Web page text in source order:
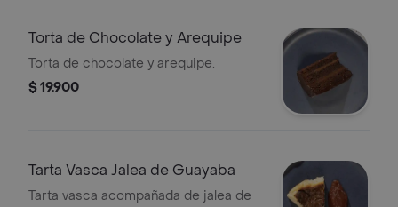
Torta de Chocolate y Arequipe
Torta de chocolate y arequipe.
$ 19.900
Tarta Vasca Jalea de Guayaba
Tarta vasca acompañada de jalea de